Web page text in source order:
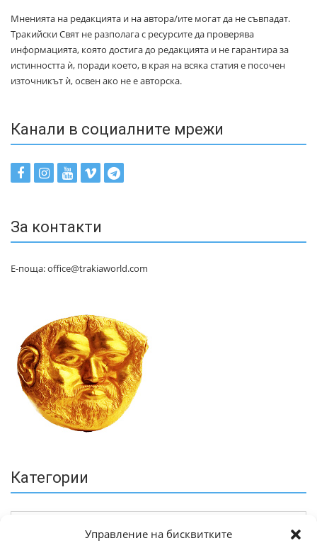
Управление на бисквитките
Мненията на редакцията и на автора/ите могат да не съвпадат.
Тракийски Свят не разполага с ресурсите да проверява
информацията, която достига до редакцията и не гарантира за
истинността ѝ, поради което, в края на всяка статия е посочен
източникът ѝ, освен ако не е авторска.
Канали в социалните мрежи
За контакти
Е-поща: office@trakiaworld.com
Категории